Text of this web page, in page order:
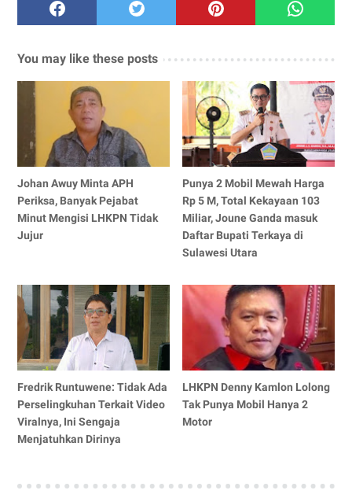
You may like these posts
Johan Awuy Minta APH
Periksa, Banyak Pejabat
Minut Mengisi LHKPN Tidak
Jujur
Punya 2 Mobil Mewah Harga
Rp 5 M, Total Kekayaan 103
Miliar, Joune Ganda masuk
Daftar Bupati Terkaya di
Sulawesi Utara
Fredrik Runtuwene: Tidak Ada
Perselingkuhan Terkait Video
Viralnya, Ini Sengaja
Menjatuhkan Dirinya
LHKPN Denny Kamlon Lolong
Tak Punya Mobil Hanya 2
Motor